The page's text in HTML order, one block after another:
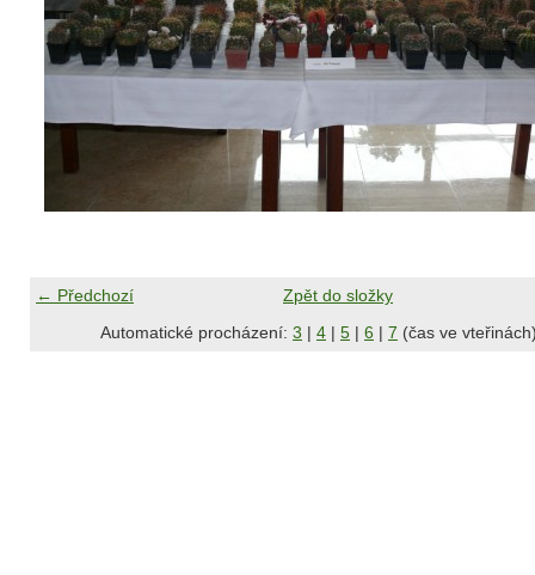
← Předchozí
Zpět do složky
Automatické procházení: 3 | 4 | 5 | 6 | 7 (čas ve